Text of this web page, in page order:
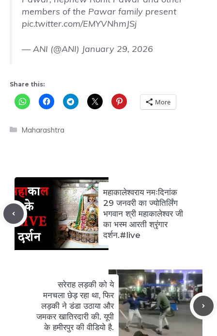
members of the Pawar family present
pic.twitter.com/EMYVNhmJSj
— ANI (@ANI) January 29, 2026
Share this:
More
Categories
Maharashtra
महाकालेश्वराय नमःदिनांक
29 जनवरी का ज्योतिर्लिंग
भगवान श्री महाकालेश्वर जी
का भस्म आरती श्रृंगार
दर्शन.#live
सरेराह लड़की को ये
मनचला छेड़ रहा था, फिर
लड़की ने डंडा उठाया और
जमकर खातिरदारी की. यूपी
के हमीरपुर की वीडियो है.